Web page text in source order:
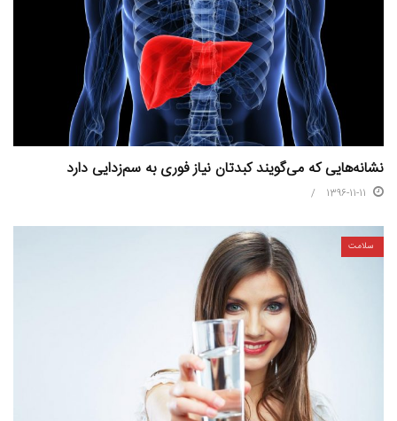
نشانه‌هایی که می‌گویند کبدتان نیاز فوری به سم‌زدایی دارد
1396-11-11
سلامت